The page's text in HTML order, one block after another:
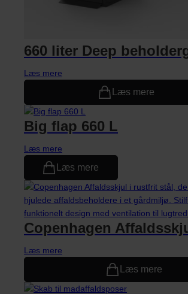
660 liter Deep
Læs mere
Læs mere
Big flap 660 L
Læs mere
Læs mere
Copenhagen
Læs mere
Læs mere